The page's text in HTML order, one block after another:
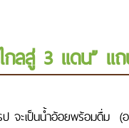
กลสู่ 3 แดน” แถ
จะเป็นน้ำอ้อยพร้อมดื่ม (